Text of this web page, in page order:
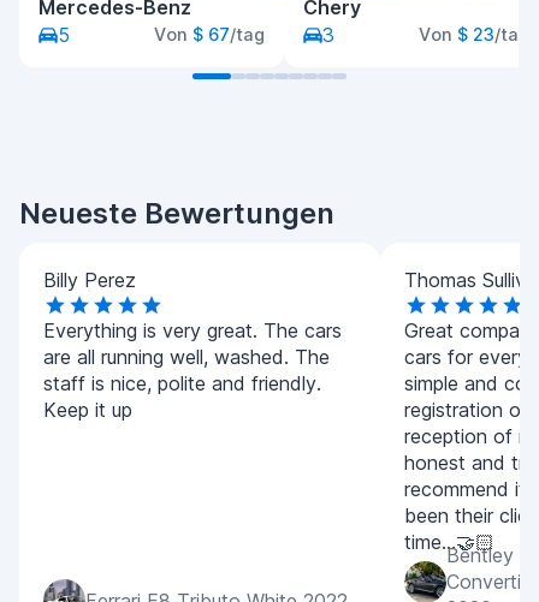
Mercedes-Benz
5
Von $ 67/tag
Chery
3
Von $ 23/tag
Neueste Bewertungen
Billy Perez
Everything is very great. The cars
are all running well, washed. The
staff is nice, polite and friendly.
Keep it up
Thomas
Great
cars for every
simple and
registration of
reception of
honest and
recommend it
been their
time...🤝🏻
Bentley